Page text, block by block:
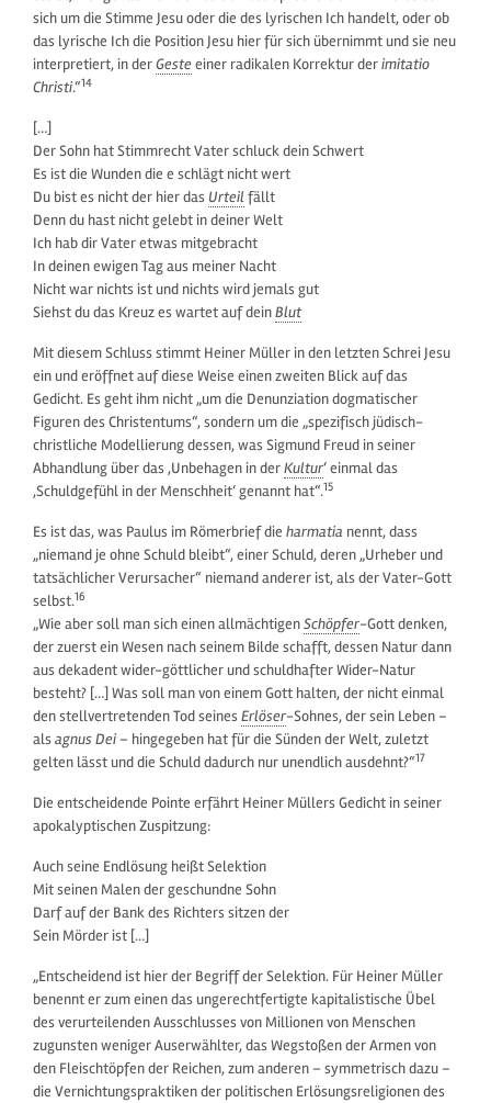
sich um die Stimme Jesu oder die des lyrischen Ich handelt, oder ob
das lyrische Ich die Position Jesu hier für sich übernimmt und sie neu
interpretiert, in derGesteeiner radikalen Korrektur derimitatio
Christi.“14
[…]
Der Sohn hat Stimmrecht Vater schluck dein Schwert
Es ist die Wunden die e schlägt nicht wert
Du bist es nicht der hier das Urteil fällt
Denn du hast nicht gelebt in deiner Welt
Ich hab dir Vater etwas mitgebracht
In deinen ewigen Tag aus meiner Nacht
Nicht war nichts ist und nichts wird jemals gut
Siehst du das Kreuz es wartet auf deinBlut
Mit diesem Schluss stimmt Heiner Müller in den letzten Schrei Jesu
ein und eröffnet auf diese Weise einen zweiten Blick auf das
Gedicht. Es geht ihm nicht „um die Denunziation dogmatischer
Figuren des Christentums“, sondern um die „spezifisch jüdisch-
christliche Modellierung dessen, was Sigmund Freud in seiner
Abhandlung über das ‚Unbehagen in derKultur‘ einmal das
‚Schuldgefühl in der Menschheit‘ genannt hat“.15
Es ist das, was Paulus im Römerbrief die harmatia nennt, dass
„niemand je ohne Schuld bleibt“, einer Schuld, deren „Urheber und
tatsächlicher Verursacher“ niemand anderer ist, als der Vater-Gott
selbst.16
„Wie aber soll man sich einen allmächtigenSchöpfer-Gott denken,
der zuerst ein Wesen nach seinem Bilde schafft, dessen Natur dann
aus dekadent wider-göttlicher und schuldhafter Wider-Natur
besteht? […] Was soll man von einem Gott halten, der nicht einmal
den stellvertretenden Tod seines Erlöser-Sohnes, der sein Leben –
als agnus Dei – hingegeben hat für die Sünden der Welt, zuletzt
gelten lässt und die Schuld dadurch nur unendlich ausdehnt?“17
Die entscheidende Pointe erfährt Heiner Müllers Gedicht in seiner
apokalyptischen Zuspitzung:
Auch seine Endlösung heißt Selektion
Mit seinen Malen der geschundne Sohn
Darf auf der Bank des Richters sitzen der
Sein Mörder ist […]
„Entscheidend ist hier der Begriff der Selektion. Für Heiner Müller
benennt er zum einen das ungerechtfertigte kapitalistische Übel
des verurteilenden Ausschlusses von Millionen von Menschen
zugunsten weniger Auserwählter, das Wegstoßen der Armen von
den Fleischtöpfen der Reichen, zum anderen – symmetrisch dazu –
die Vernichtungspraktiken der politischen Erlösungsreligionen des